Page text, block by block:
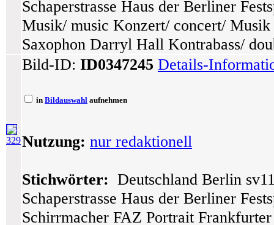
Schaperstrasse Haus der Berliner
Musik/ music Konzert/ concert/
Saxophon Darryl Hall Kontrabass/
329
Bild-ID: ID0347245 Details-
in Bildauswahl aufnehmen
Nutzung: nur redaktionell
Stichwörter: Deutschland Berlin
Schaperstrasse Haus der Berliner
Schirrmacher FAZ Portrait